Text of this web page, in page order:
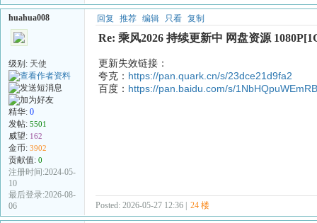
huahua008
级别: 天使
精华: 0
发帖: 5501
威望: 162
金币: 3902
贡献值: 0
注册时间:2024-05-
10
最后登录:2026-08-
06
回复 推荐 编辑 只看 复制
Re: 乘风2026 持续更新中 网盘资源
更新失效链接：
夸克： https://pan.quark.cn/s/23dce21d9fa2
百度： https://pan.baidu.com/s/
Posted: 2026-05-27 12:36 | 24 楼